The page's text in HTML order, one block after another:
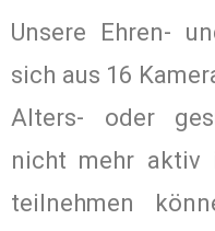
Unsere Ehren-
sich aus 16
Alters- oder
nicht mehr aktiv
teilnehmen